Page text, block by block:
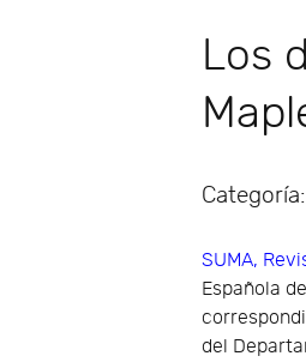
Los
Categoría:
SUMA,
Española
del